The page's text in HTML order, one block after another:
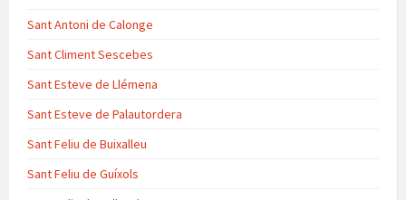
Sant Antoni de Calonge
Sant Climent Sescebes
Sant Esteve de Llémena
Sant Esteve de Palautordera
Sant Feliu de Buixalleu
Sant Feliu de Guíxols